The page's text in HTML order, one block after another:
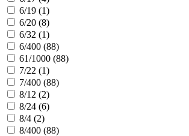
6/19 (1)
6/20 (8)
6/32 (1)
6/400 (88)
61/1000 (88)
7/22 (1)
7/400 (88)
8/12 (2)
8/24 (6)
8/4 (2)
8/400 (88)